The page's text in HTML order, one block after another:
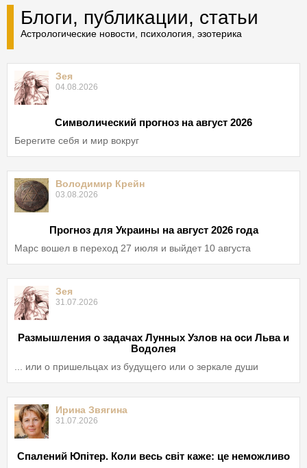
Блоги, публикации, статьи
Астрологические новости, психология, эзотерика
Зея
04.08.2026
Символический прогноз на август 2026
Берегите себя и мир вокруг
Володимир Крейн
03.08.2026
Прогноз для Украины на август 2026 года
Марс вошел в переход 27 июля и выйдет 10 августа
Зея
31.07.2026
Размышления о задачах Лунных Узлов на оси Льва и
Водолея
... или о пришельцах из будущего или о зеркале души
Ирина Звягина
31.07.2026
Спалений Юпітер. Коли весь світ каже: це неможливо